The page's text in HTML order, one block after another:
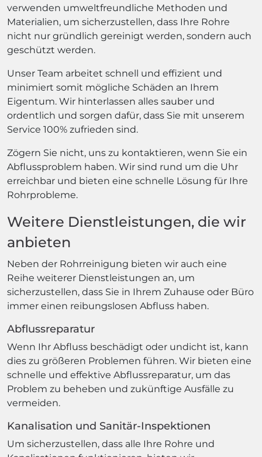
verwenden umweltfreundliche Methoden und
Materialien, um sicherzustellen, dass Ihre Rohre
nicht nur gründlich gereinigt werden, sondern auch
geschützt werden.
Unser Team arbeitet schnell und effizient und
minimiert somit mögliche Schäden an Ihrem
Eigentum. Wir hinterlassen alles sauber und
ordentlich und sorgen dafür, dass Sie mit unserem
Service 100% zufrieden sind.
Zögern Sie nicht, uns zu kontaktieren, wenn Sie ein
Abflussproblem haben. Wir sind rund um die Uhr
erreichbar und bieten eine schnelle Lösung für Ihre
Rohrprobleme.
Weitere Dienstleistungen, die wir
anbieten
Neben der Rohrreinigung bieten wir auch eine
Reihe weiterer Dienstleistungen an, um
sicherzustellen, dass Sie in Ihrem Zuhause oder Büro
immer einen reibungslosen Abfluss haben.
Abflussreparatur
Wenn Ihr Abfluss beschädigt oder undicht ist, kann
dies zu größeren Problemen führen. Wir bieten eine
schnelle und effektive Abflussreparatur, um das
Problem zu beheben und zukünftige Ausfälle zu
vermeiden.
Kanalisation und Sanitär-Inspektionen
Um sicherzustellen, dass alle Ihre Rohre und